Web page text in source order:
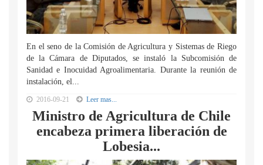
En el seno de la Comisión de Agricultura y Sistemas de Riego
de la Cámara de Diputados, se instaló la Subcomisión de
Sanidad e Inocuidad Agroalimentaria. Durante la reunión de
instalación, el...
2016-09-21 Leer mas...
Ministro de Agricultura de Chile
encabeza primera liberación de
Lobesia...